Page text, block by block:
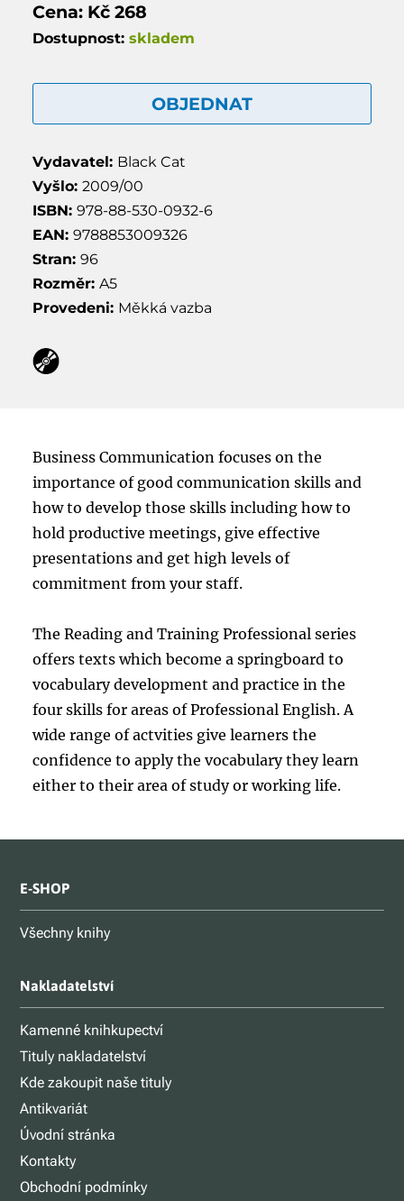
Cena: Kč 268
Dostupnost: skladem
OBJEDNAT
Vydavatel: Black Cat
Vyšlo: 2009/00
ISBN: 978-88-530-0932-6
EAN: 9788853009326
Stran: 96
Rozměr: A5
Provedeni: Měkká vazba
Business Communication focuses on the
importance of good communication skills and
how to develop those skills including how to
hold productive meetings, give effective
presentations and get high levels of
commitment from your staff.
The Reading and Training Professional series
offers texts which become a springboard to
vocabulary development and practice in the
four skills for areas of Professional English. A
wide range of actvities give learners the
confidence to apply the vocabulary they learn
either to their area of study or working life.
E-SHOP
Všechny knihy
Nakladatelství
Kamenné knihkupectví
Tituly nakladatelství
Kde zakoupit naše tituly
Antikvariát
Úvodní stránka
Kontakty
Obchodní podmínky